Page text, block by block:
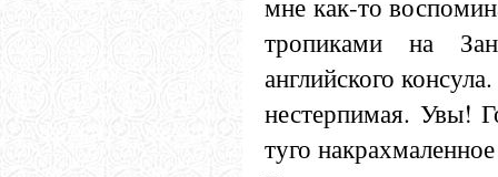
тропиками на
английского
нестерпимая. Увы!
туго